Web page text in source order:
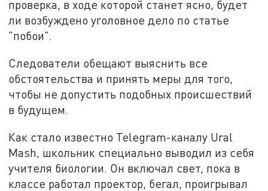
проверка, в ходе которой станет ясно, будет
ли возбуждено уголовное дело по статье
"побои".
Следователи обещают выяснить все
обстоятельства и принять меры для того,
чтобы не допустить подобных происшествий
в будущем.
Как стало известно Telegram-каналу Ural
Mash, школьник специально выводил из себя
учителя биологии. Он включал свет, пока в
классе работал проектор, бегал, проигрывал